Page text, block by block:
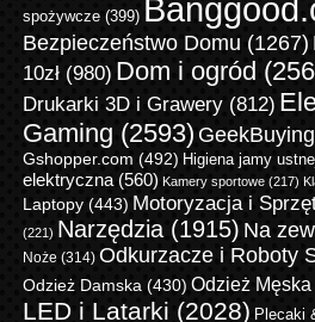
spożywcze(399)
Bezpieczeństwo Domu (1267)
10zł(980) Dom i ogród
Drukarki 3D i Grawery(812)
Gaming (2593)
Gshopper.com (492) Higiena jamy
elektryczna(560) Kamery sportowe(217)
Laptopy(443) Motoryzacja i
(221) Narzędzia(1915) Na
Noże (314) Odkurzacze i Roboty
Odzież Damska(430) Odzież Męska
LED i Latarki (2028) Plecaki